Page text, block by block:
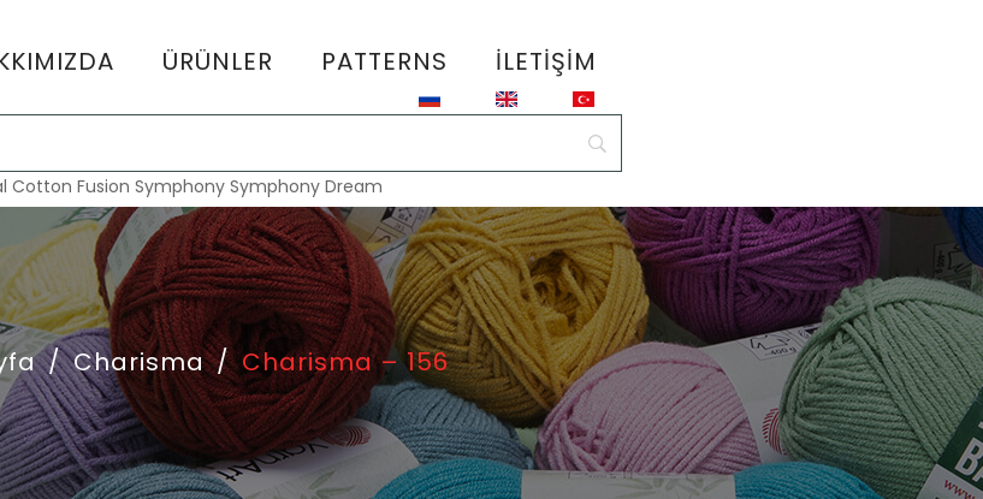
ÜRÜNLER PATTERNS İLETIŞIM
Cotton Fusion Symphony Symphony Dream
/ Charisma / Charisma – 156